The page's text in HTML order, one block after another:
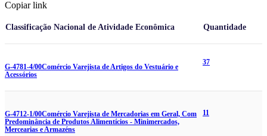
Copiar link
Classificação Nacional de Atividade Econômica Quantidade
G-4781-4/00Comércio Varejista de Artigos do Vestuário e
Acessórios
37
G-4712-1/00Comércio Varejista de Mercadorias em Geral, Com
Predominância de Produtos Alimentícios - Minimercados,
Mercearias e Armazéns
11